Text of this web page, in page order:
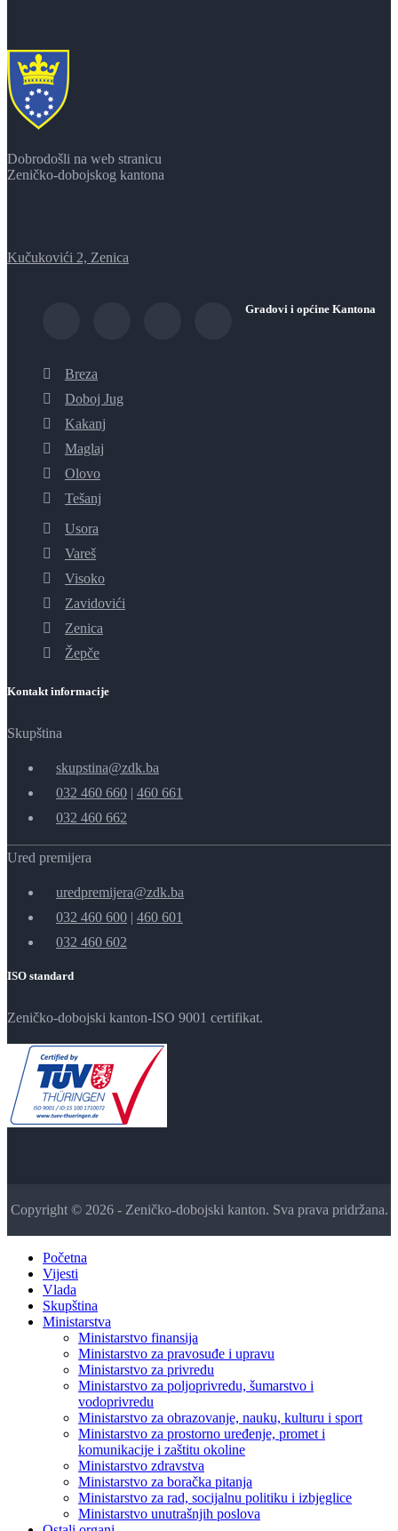
Dobrodošli na web stranicu
Zeničko-dobojskog kantona
Kučukovići 2, Zenica
Gradovi i općine Kantona
Breza
Doboj Jug
Kakanj
Maglaj
Olovo
Tešanj
Usora
Vareš
Visoko
Zavidovići
Zenica
Žepče
Kontakt informacije
Skupština
skupstina@zdk.ba
032 460 660 | 460 661
032 460 662
Ured premijera
uredpremijera@zdk.ba
032 460 600 | 460 601
032 460 602
ISO standard
Zeničko-dobojski kanton-ISO 9001 certifikat.
Copyright © 2026 - Zeničko-dobojski kanton. Sva prava pridržana.
Početna
Vijesti
Vlada
Skupština
Ministarstva
Ministarstvo finansija
Ministarstvo za pravosuđe i upravu
Ministarstvo za privredu
Ministarstvo za poljoprivredu, šumarstvo i
vodoprivredu
Ministarstvo za obrazovanje, nauku, kulturu i sport
Ministarstvo za prostorno uređenje, promet i
komunikacije i zaštitu okoline
Ministarstvo zdravstva
Ministarstvo za boračka pitanja
Ministarstvo za rad, socijalnu politiku i izbjeglice
Ministarstvo unutrašnjih poslova